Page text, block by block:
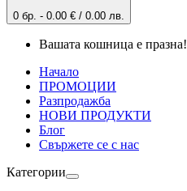
0 бр. - 0.00 € / 0.00 лв.
Вашата кошница е празна!
Начало
ПРОМОЦИИ
Разпродажба
НОВИ ПРОДУКТИ
Блог
Свържете се с нас
Категории